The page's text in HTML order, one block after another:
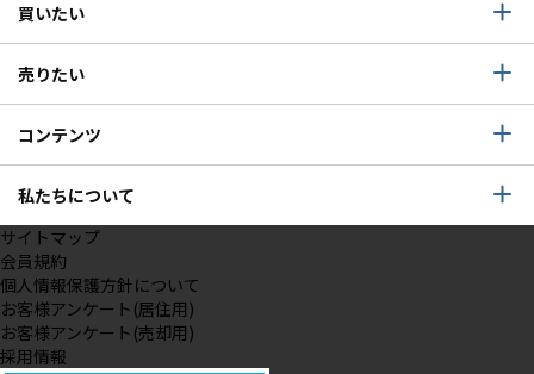
買いたい
売りたい
コンテンツ
私たちについて
サイトマップ
会員規約
個人情報保護方針について
お客様アンケート(居住用)
お客様アンケート(売却用)
採用情報